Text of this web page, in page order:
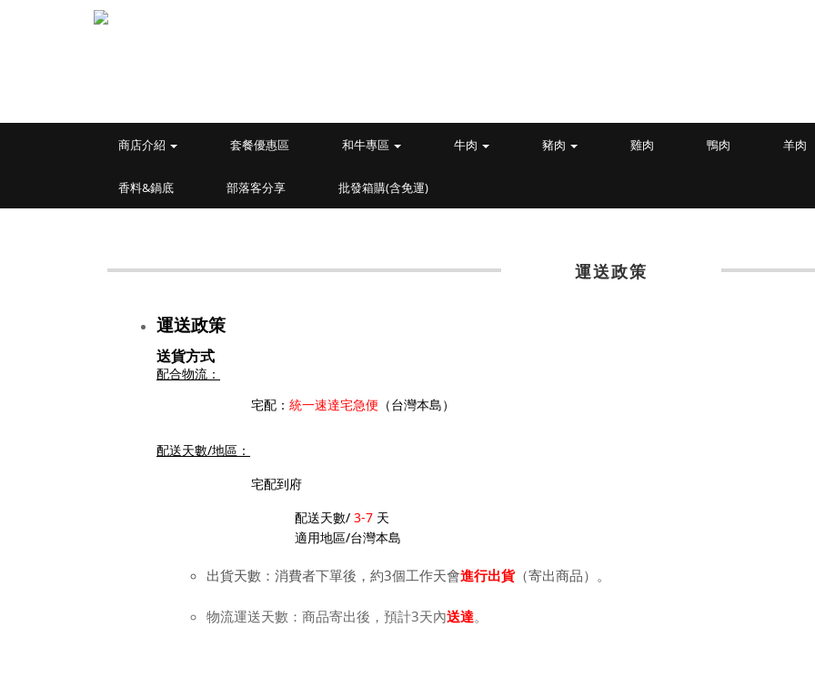
商店介紹 套餐優惠區 和牛專區 牛肉 豬肉 雞肉 鴨肉 羊肉
香料&鍋底 部落客分享 批發箱購(含免運)
運送政策
運送政策
送貨方式
配合物流：
宅配： 統一速達宅急便 （台灣本島）
配送天數/地區：
宅配到府
配送天數/ 3-7 天
適用地區/台灣本島
出貨天數：消費者下單後，約3個工作天會進行出貨（寄出商品）。
物流運送天數：商品寄出後，預計3天內送達。